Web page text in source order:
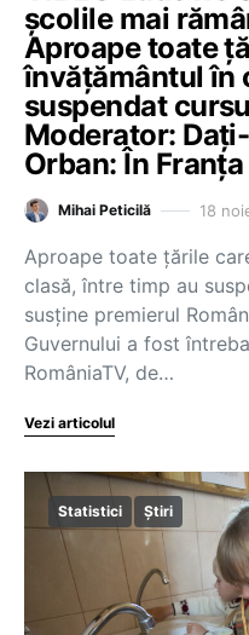
școlile mai
Aproape toate
învățământul în
suspendat
Moderator:
Orban: În
Mihai Peticilă 18
Aproape toate țările
clasă, între timp au
susține premierul
Guvernului a fost
RomâniaTV, de…
Vezi articolul
Statistici Știri